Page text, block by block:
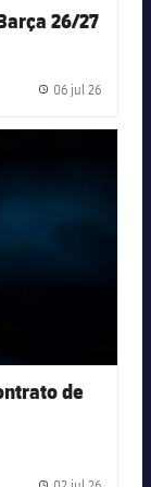
26/27
Fecha
06 jul 26
de